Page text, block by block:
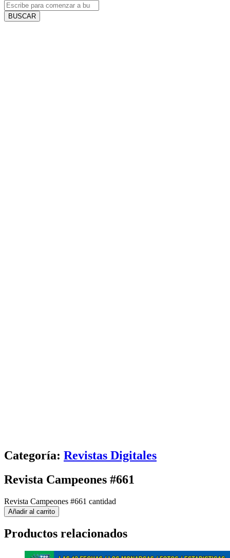
BUSCAR
Categoría: Revistas Digitales
Revista Campeones #661
Revista Campeones #661 cantidad
Añadir al carrito
Productos relacionados